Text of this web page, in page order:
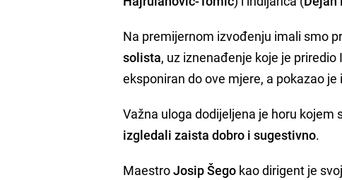
Na premijernom izvođenju imali smo
solista, uz iznenađenje koje je
eksponiran do ove mjere, a pokazao
Važna uloga dodijeljena je horu
izgledali zaista dobro i sugestivno.
MaestroJosip Šego kao dirigent je